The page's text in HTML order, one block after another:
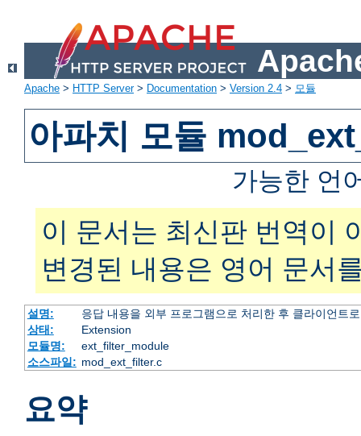
Apache > HTTP Server> Documentation > Version 2.4 > 모듈
아파치 모듈
가능한 언
이 문서는 최신판 번역이
변경된 내용은 영어 문서
설명:
응답 내용을 외부 프로그램으로 처리한 후 클라이언트
상태:
Extension
모듈명:
ext_filter_module
소스파일: mod_ext_filter.c
요약